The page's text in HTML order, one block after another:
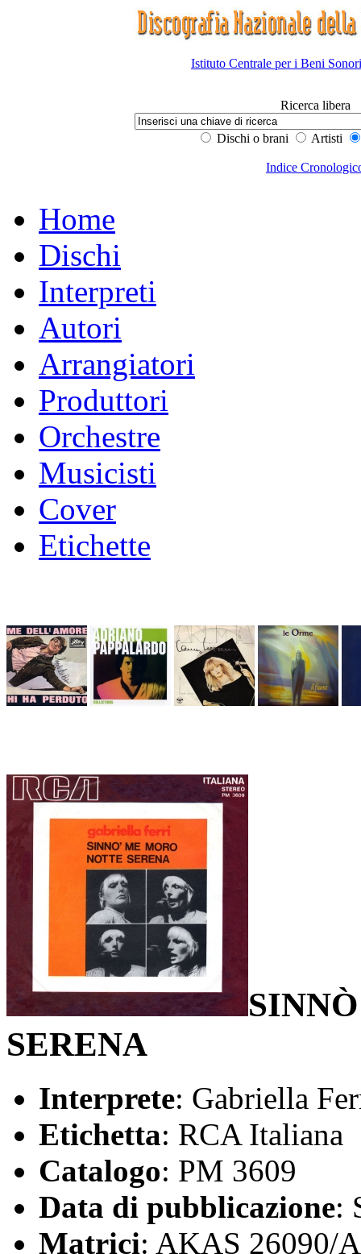
Istituto Centrale per i Beni
Ricerca libera
Dischi o brani Artisti
Indice
Home
Dischi
Interpreti
Autori
Arrangiatori
Produttori
Orchestre
Musicisti
Cover
Etichette
SERENA
Interprete: Gabriella
Etichetta: RCA Italiana
Catalogo: PM 3609
Data di pubblicazione:
Matrici: AKAS 26090/